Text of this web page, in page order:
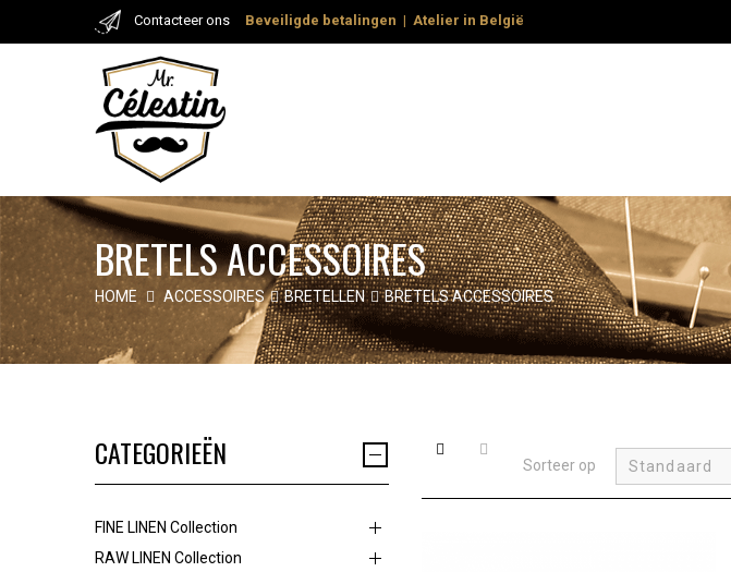
Contacteer ons Beveiligde betalingen | Atelier in België
BRETELS ACCESSOIRES
HOME ACCESSOIRES BRETELLEN BRETELS ACCESSOIRES
CATEGORIEËN
FINE LINEN Collection
RAW LINEN Collection
Sorteer op